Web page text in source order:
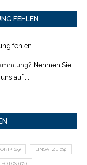
FEHLEN
Nehmen Sie
auf ...
(89) EINSÄTZE (74)
FOTOS (174)